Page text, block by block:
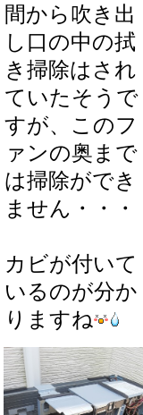
間から吹き出
し口の中の拭
き掃除はされ
ていたそうで
すが、このフ
ァンの奥まで
は掃除ができ
ません・・・
カビが付いて
いるのが分か
りますね